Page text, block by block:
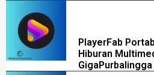
PlayerFab
Hiburan
GigaPurbalingga